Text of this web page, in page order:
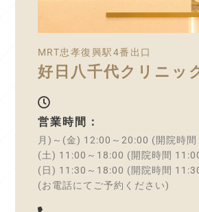
MRT忠孝復興駅4番出口
好日八千代クリニッ
営業時間：
月)～(金) 12:00～20:00 (開院時
(土) 11:00～18:00 (開院時間
(日) 11:30～18:00 (開院時間
(お電話にてご予約ください)